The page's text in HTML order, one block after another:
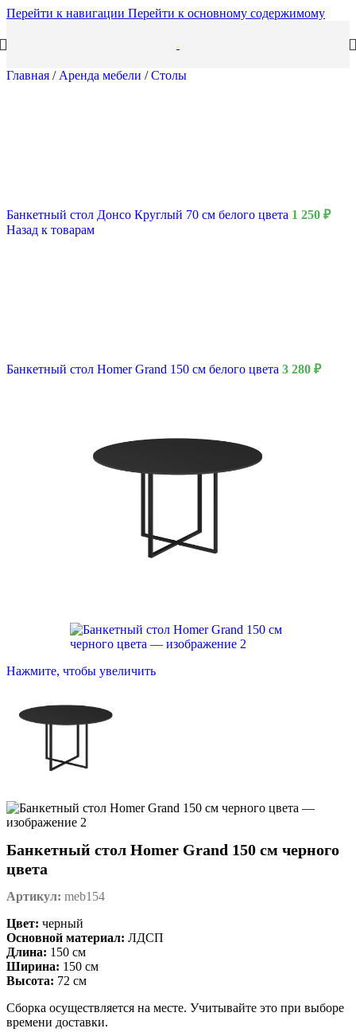
Перейти к навигации Перейти к основному содержимому
Главная / Аренда мебели / Столы
Банкетный стол Донсо Круглый 70 см белого цвета 1 250 ₽
Назад к товарам
Банкетный стол Homer Grand 150 см белого цвета 3 280 ₽
Нажмите, чтобы увеличить
Банкетный стол Homer Grand 150 см черного
цвета
Артикул: meb154
Цвет: черный
Основной материал: ЛДСП
Длина: 150 см
Ширина: 150 см
Высота: 72 см
Сборка осуществляется на месте. Учитывайте это при выборе
времени доставки.